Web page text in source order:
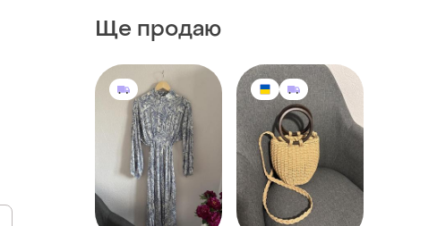
Ще продаю